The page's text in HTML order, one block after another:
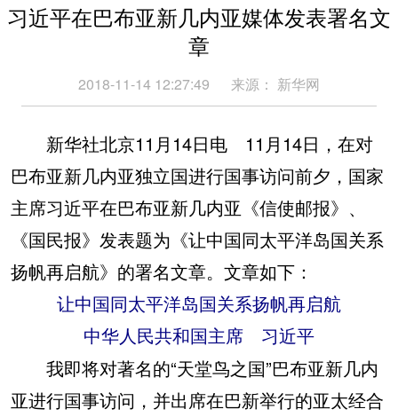
习近平在巴布亚新几内亚媒体发表署名文
章
2018-11-14 12:27:49 来源： 新华网
新华社北京11月14日电 11月14日，在对
巴布亚新几内亚独立国进行国事访问前夕，国家
主席习近平在巴布亚新几内亚《信使邮报》、
《国民报》发表题为《让中国同太平洋岛国关系
扬帆再启航》的署名文章。文章如下：
让中国同太平洋岛国关系扬帆再启航
中华人民共和国主席 习近平
我即将对著名的“天堂鸟之国”巴布亚新几内
亚进行国事访问，并出席在巴新举行的亚太经合